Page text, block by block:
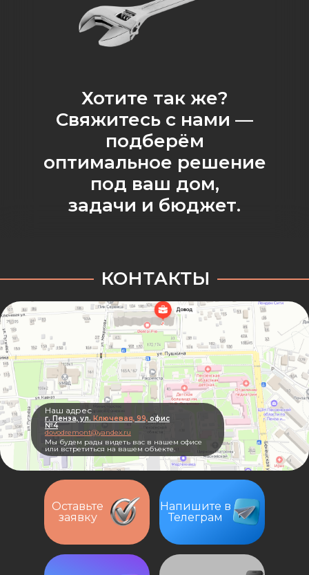
Хотите так же?
Свяжитесь с нами —
подберём
оптимальное решение
под ваш дом,
задачи и бюджет.
КОНТАКТЫ
Напишите в
Телеграм
Оставьте
заявку
Мы будем рады видеть вас в нашем офисе
или встретиться на вашем объекте.
Наш адрес
dovodremont@yandex.ru
г. Пенза, ул. Ключевая, 99, офис
№4